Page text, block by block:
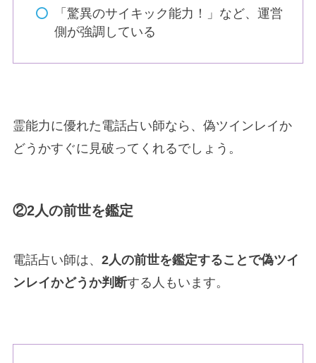
「驚異のサイキック能力！」など、運営
側が強調している
霊能力に優れた電話占い師なら、偽ツインレイか
どうかすぐに見破ってくれるでしょう。
②2人の前世を鑑定
電話占い師は、 2人の前世を鑑定することで偽ツイ
ンレイかどうか判断する人もいます。